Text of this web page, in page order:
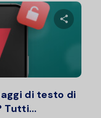
di testo di
Tutti...